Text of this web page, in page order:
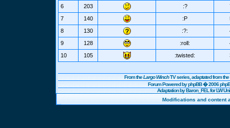
6
203 :?
7
140 :P
8
130 :?:
9
128 :roll:
10
105 :twisted:
From theLargo WinchTV series, adaptated from
Forum Powered byphpBB� 2006
Adaptation by Baron_FEL for LW
Modifications and content